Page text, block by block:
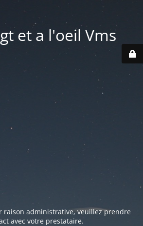
et a l'oeil Vms
raison administrative, veuillez prendre
avec votre prestataire.